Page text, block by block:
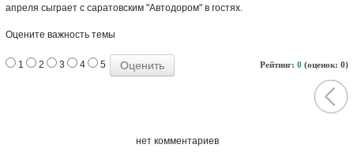
апреля сыграет с саратовским "Автодором" в гостях.
Оцените важность темы
Рейтинг: 0 (оценок: 0)
1 2 3 4 5
нет комментариев